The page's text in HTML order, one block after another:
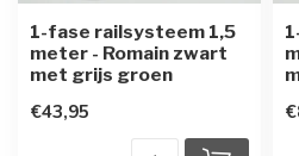
1-fase railsysteem 1,5
meter - Romain zwart
met grijs groen
€43,95